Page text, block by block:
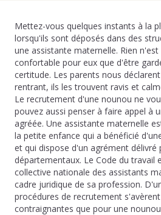
Mettez-vous quelques instants à la
lorsqu'ils sont déposés dans des
une assistante maternelle. Rien
confortable pour eux que d'être
certitude. Les parents nous
rentrant, ils les trouvent ravis et
Le recrutement d'une nounou ne
pouvez aussi penser à faire appel à
agréée. Une assistante maternelle
la petite enfance qui a bénéficié
et qui dispose d'un agrément délivré
départementaux. Le Code du travail
collective nationale des assistants
cadre juridique de sa profession.
procédures de recrutement
contraignantes que pour une